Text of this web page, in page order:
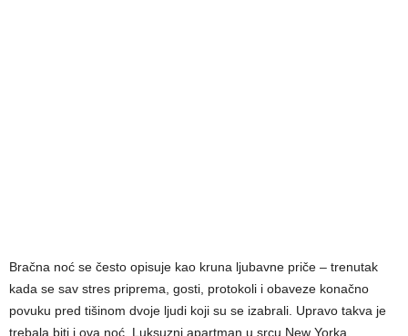
Bračna noć se često opisuje kao kruna ljubavne priče – trenutak
kada se sav stres priprema, gosti, protokoli i obaveze konačno
povuku pred tišinom dvoje ljudi koji su se izabrali. Upravo takva je
trebala biti i ova noć. Luksuzni apartman u srcu New Yorka,